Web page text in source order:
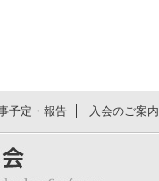
予定・報告 入会のご案